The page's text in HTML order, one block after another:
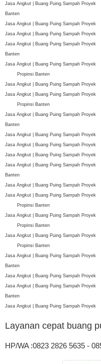
Jasa Angkut | Buang Puing Sampah Proyek
Banten
Jasa Angkut | Buang Puing Sampah Proyek
Jasa Angkut | Buang Puing Sampah Proyek
Jasa Angkut | Buang Puing Sampah Proyek
Banten
Jasa Angkut | Buang Puing Sampah Proyek
Propinsi Banten
Jasa Angkut | Buang Puing Sampah Proyek
Jasa Angkut | Buang Puing Sampah Proyek
Propinsi Banten
Jasa Angkut | Buang Puing Sampah Proyek
Banten
Jasa Angkut | Buang Puing Sampah Proyek
Jasa Angkut | Buang Puing Sampah Proyek
Jasa Angkut | Buang Puing Sampah Proyek
Jasa Angkut | Buang Puing Sampah Proyek
Banten
Jasa Angkut | Buang Puing Sampah Proyek
Jasa Angkut | Buang Puing Sampah Proyek
Propinsi Banten
Jasa Angkut | Buang Puing Sampah Proyek
Propinsi Banten
Jasa Angkut | Buang Puing Sampah Proyek
Propinsi Banten
Jasa Angkut | Buang Puing Sampah Proyek
Banten
Jasa Angkut | Buang Puing Sampah Proyek
Jasa Angkut | Buang Puing Sampah Proyek
Banten
Jasa Angkut | Buang Puing Sampah Proyek
Layanan cepat buang
HP/WA :0823 2826 5635 -